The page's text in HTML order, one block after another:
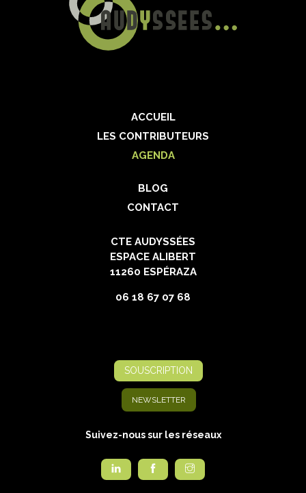
ACCUEIL
LES CONTRIBUTEURS
AGENDA
BLOG
CONTACT
CTE AUDYSSÉES
ESPACE ALIBERT
11260 ESPÉRAZA
06 18 67 07 68
SOUSCRIPTION
NEWSLETTER
Suivez-nous sur les réseaux